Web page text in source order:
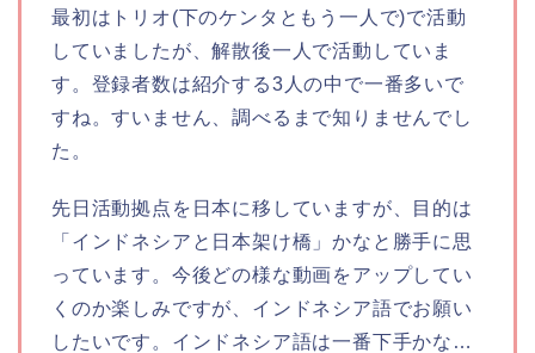
最初はトリオ(下のケンタともう一人で)で活動
していましたが、解散後一人で活動していま
す。登録者数は紹介する3人の中で一番多いで
すね。すいません、調べるまで知りませんでし
た。
先日活動拠点を日本に移していますが、目的は
「インドネシアと日本架け橋」かなと勝手に思
っています。今後どの様な動画をアップしてい
くのか楽しみですが、インドネシア語でお願い
したいです。インドネシア語は一番下手かな…